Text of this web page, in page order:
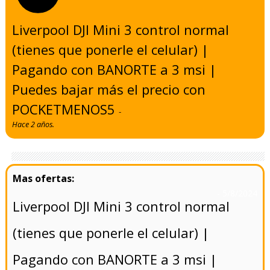
Liverpool DJI Mini 3 control normal
(tienes que ponerle el celular) |
Pagando con BANORTE a 3 msi |
Puedes bajar más el precio con
POCKETMENOS5-
Hace 2 años.
Liverpool DJI Mini 3 control normal
(tienes que ponerle el celular) |
Pagando con BANORTE a 3 msi |